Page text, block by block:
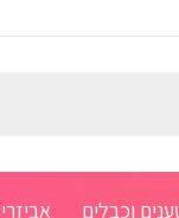
וכבלים